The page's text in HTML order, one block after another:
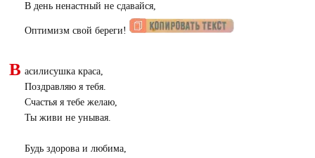
В день ненастный не сдавайся,
Оптимизм свой береги!
В асилисушка краса,
Поздравляю я тебя.
Счастья я тебе желаю,
Ты живи не унывая.
Будь здорова и любима,